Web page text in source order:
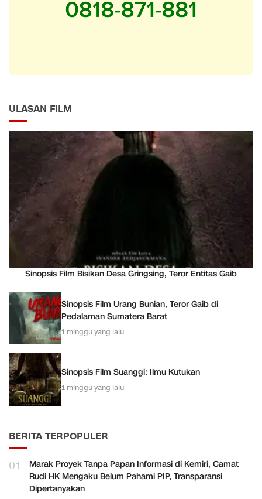
ULASAN FILM
Sinopsis Film Bisikan Desa Gringsing, Teror Entitas Gaib
Sinopsis Film Urang Bunian, Teror Gaib di
Pedalaman Sumatera Barat
1 minggu yang lalu
Sinopsis Film Suanggi: Ilmu Kutukan
1 minggu yang lalu
BERITA TERPOPULER
01
Marak Proyek Tanpa Papan Informasi di Kemiri, Camat
Rudi HK Mengaku Belum Pahami PIP, Transparansi
Dipertanyakan